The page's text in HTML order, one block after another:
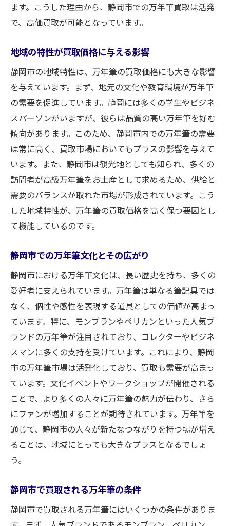
法定書類や手続き上の注意点
静岡市での万年筆買取経験者が語る成功する秘
買取経験者が語る成功談と失敗談
静岡市で高額査定を受けるための戦略
買取体験を通じて得た知見
万年筆買取の流れを理解する重要性
経験談から学ぶ査定士とのコミュニケーシ
ョン
静岡市での成功する買取のポイント
静岡市で万年筆を高く売るための完璧なガイド
万年筆買取の基礎知識と静岡市での実情
高価買取を目指す準備方法
静岡市の買取店を選ぶ際のチェックリスト
買取交渉を成功させるためのテクニック
買取後のアフターケアについて
静岡市ならではの万年筆売却のメリット
ます。こうした理由から、静岡市での万年筆買取は活発
で、高価買取が可能となっています。
地域の特性が買取価格に与える影響
静岡市の地域特性は、万年筆の買取価格にも大きな影響
を与えています。まず、地元の文化や教育環境が万年筆
の需要を促進しています。静岡には多くの学生やビジネ
スパーソンがいますが、彼らは品質の高い万年筆を好む
傾向があります。このため、静岡市内での万年筆の需要
は常に高く、買取市場においてもプラスの影響を与えて
います。また、静岡市は観光地としても知られ、多くの
訪問者が高級万年筆をお土産として求めるため、供給と
需要のバランスが取れた市場が形成されています。こう
した地域特性が、万年筆の買取価格を高く保つ要因とし
て機能しているのです。
静岡市での万年筆文化とその広がり
静岡市における万年筆文化は、長い歴史を持ち、多くの
愛好者に支えられています。万年筆は単なる筆記具では
なく、個性や感性を表現する道具としての価値が高まっ
ています。特に、モンブランやペリカンといった人気ブ
ランドの万年筆が注目されており、コレクターやビジネ
スマンに多くの支持を受けています。これにより、静岡
市の万年筆市場は活発化しており、買取も需要が高まっ
ています。文化イベントやワークショップが開催される
ことで、より多くの人々に万年筆の魅力が伝わり、さら
にファンが増加することが期待されています。万年筆を
通じて、静岡市の人々が新たなつながりを持つ場が増え
ることは、地域にとっても大きなプラスとなるでしょ
う。
静岡市で買取される万年筆の条件
静岡市で買取される万年筆にはいくつかの条件がありま